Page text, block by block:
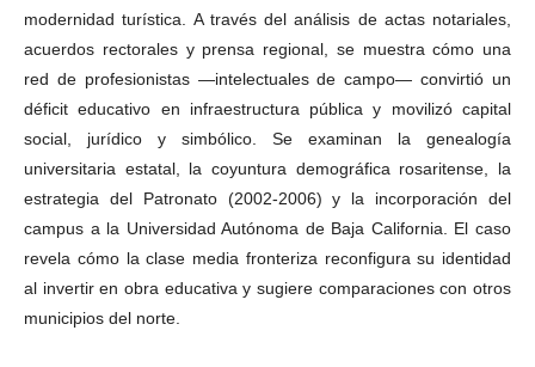
modernidad turística. A través del análisis de actas notariales,
acuerdos rectorales y prensa regional, se muestra cómo una
red de profesionistas —intelectuales de campo— convirtió un
déficit educativo en infraestructura pública y movilizó capital
social, jurídico y simbólico. Se examinan la genealogía
universitaria estatal, la coyuntura demográfica rosaritense, la
estrategia del Patronato (2002-2006) y la incorporación del
campus a la Universidad Autónoma de Baja California. El caso
revela cómo la clase media fronteriza reconfigura su identidad
al invertir en obra educativa y sugiere comparaciones con otros
municipios del norte.